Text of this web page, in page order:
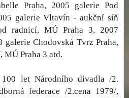
Praha, 2005 galerie Pod
galerie Vltavín - aukční síň
radnicí, MÚ Praha 3, 2007
galerie Chodovská Tvrz Praha,
MÚ Praha 3 atd.
let Národního divadla /2.
federace /2.cena 1979/,